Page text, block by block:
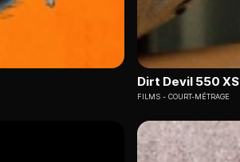
Dirt Devil 550 XS
FILMS COURT-MÉTRAGE